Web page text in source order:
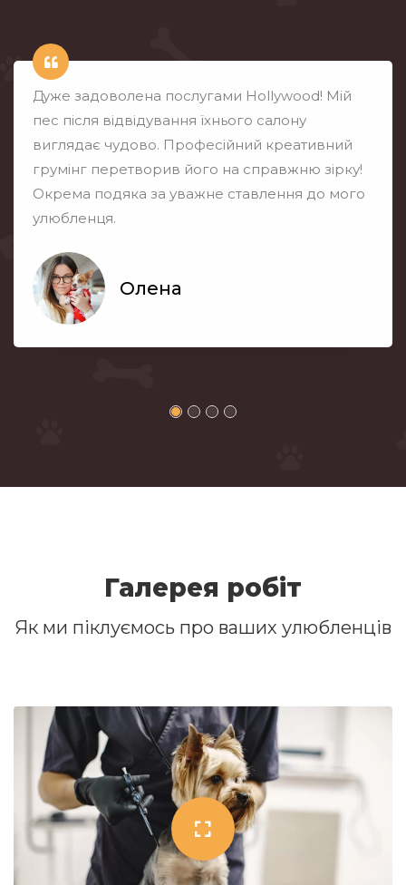
Дуже задоволена послугами Hollywood! Мій
пес після відвідування їхнього салону
виглядає чудово. Професійний креативний
грумінг перетворив його на справжню зірку!
Окрема подяка за уважне ставлення до мого
улюбленця.
Олена
Галерея робiт
Як ми піклуємось про ваших улюбленців